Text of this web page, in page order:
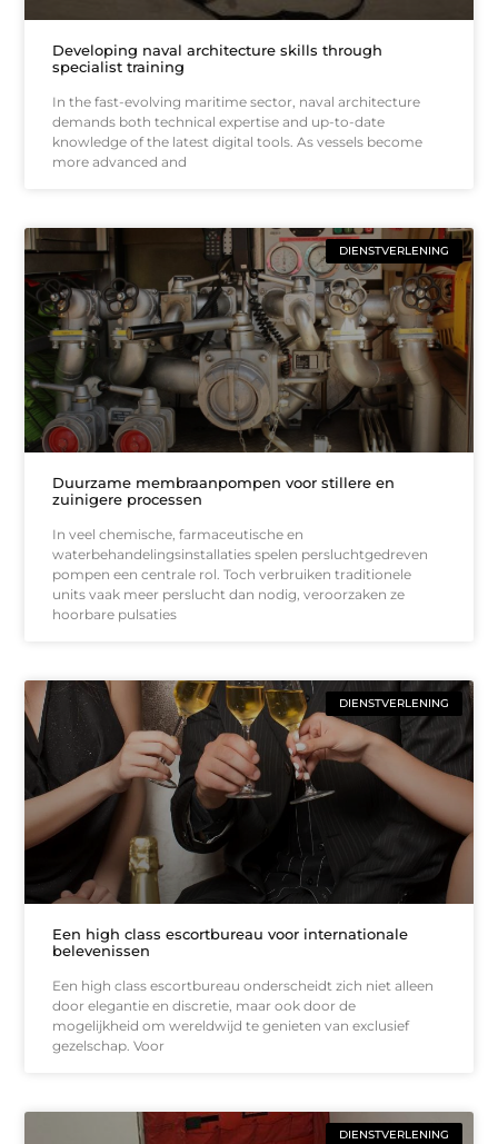
Developing naval architecture skills through
specialist training
In the fast-evolving maritime sector, naval architecture
demands both technical expertise and up-to-date
knowledge of the latest digital tools. As vessels become
more advanced and
DIENSTVERLENING
Duurzame membraanpompen voor stillere en
zuinigere processen
In veel chemische, farmaceutische en
waterbehandelingsinstallaties spelen persluchtgedreven
pompen een centrale rol. Toch verbruiken traditionele
units vaak meer perslucht dan nodig, veroorzaken ze
hoorbare pulsaties
DIENSTVERLENING
Een high class escortbureau voor internationale
belevenissen
Een high class escortbureau onderscheidt zich niet alleen
door elegantie en discretie, maar ook door de
mogelijkheid om wereldwijd te genieten van exclusief
gezelschap. Voor
DIENSTVERLENING